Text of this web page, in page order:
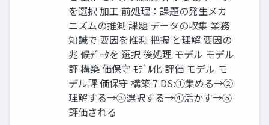
を選択 加工 前処理：課題の発生メカ
ニズムの推測 課題 データの収集 業務
知識で 要因を推測 把握 と理解 要因の
兆 候ﾃﾞｰﾀを 選択 後処理 モデル モデル
評 構築 価保守 ﾓﾃﾞﾙ化 評価 モデル モ
デル評 価保守 構築 7 DS:①集める→②
理解する→③選択する→④活かす→⑤
評価される